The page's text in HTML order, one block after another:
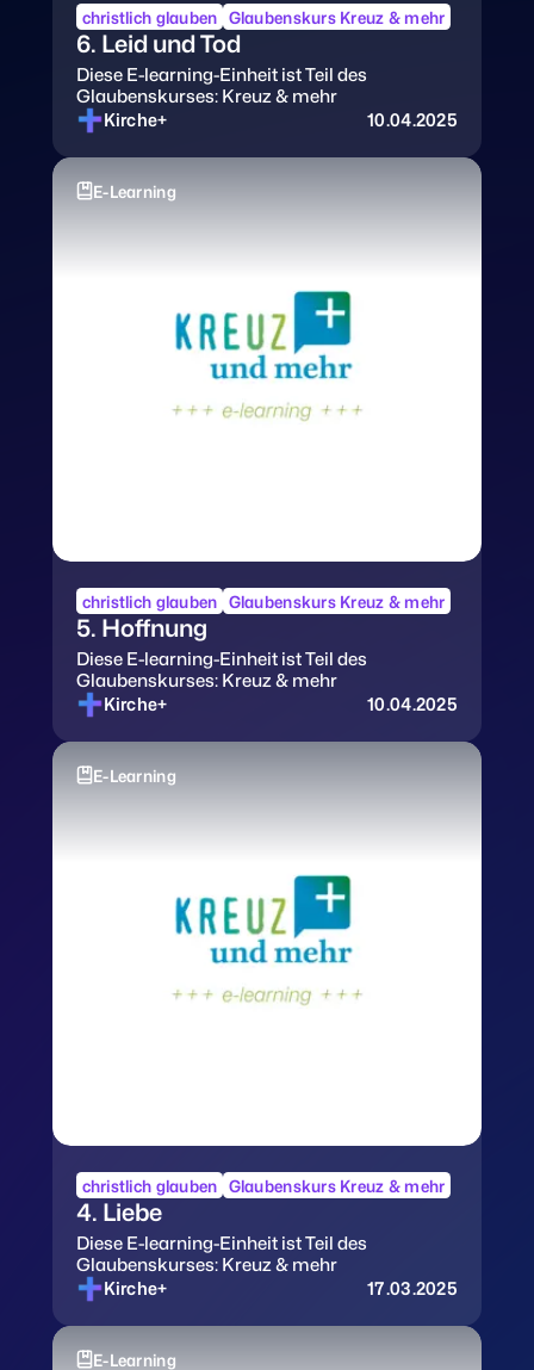
christlich glauben Glaubenskurs Kreuz & mehr
6. Leid und Tod
Diese E-learning-Einheit ist Teil des
Glaubenskurses: Kreuz & mehr
Kirche+
10.04.2025
E-Learning
christlich glauben Glaubenskurs Kreuz & mehr
5. Hoffnung
Diese E-learning-Einheit ist Teil des
Glaubenskurses: Kreuz & mehr
Kirche+
10.04.2025
E-Learning
christlich glauben Glaubenskurs Kreuz & mehr
4. Liebe
Diese E-learning-Einheit ist Teil des
Glaubenskurses: Kreuz & mehr
Kirche+
17.03.2025
E-Learning